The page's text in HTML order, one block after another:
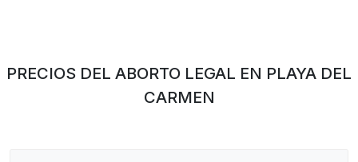
PRECIOS DEL ABORTO LEGAL EN PLAYA DEL
CARMEN